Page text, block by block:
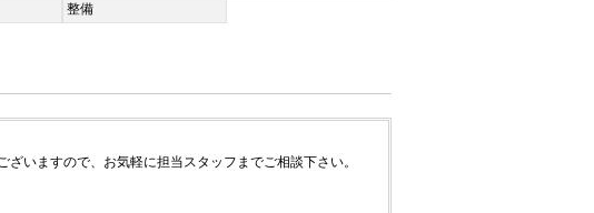
整備
いますので、お気軽に担当スタッフまでご相談下さい。